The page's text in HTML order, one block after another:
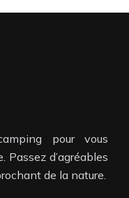
pour vous
Passez d’agréables
de la nature.